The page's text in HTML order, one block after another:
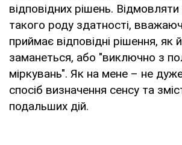
відповідних рішень.
такого роду здатності,
приймає відповідні рішення, як
заманеться, або "виключно з
міркувань". Як на мене – не
спосіб визначення сенсу та
подальших дій.